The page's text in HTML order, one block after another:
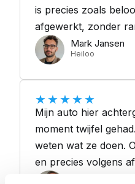
is precies zoals
afgewerkt, zonder
Mark Jansen
Heiloo
★★★★★
Mijn auto hier
moment twijfel
weten wat ze doen.
en precies volgens